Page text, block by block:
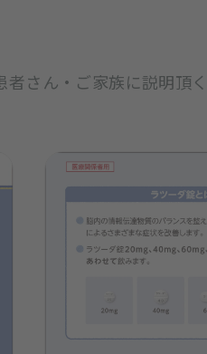
さん・ご家族に説明頂